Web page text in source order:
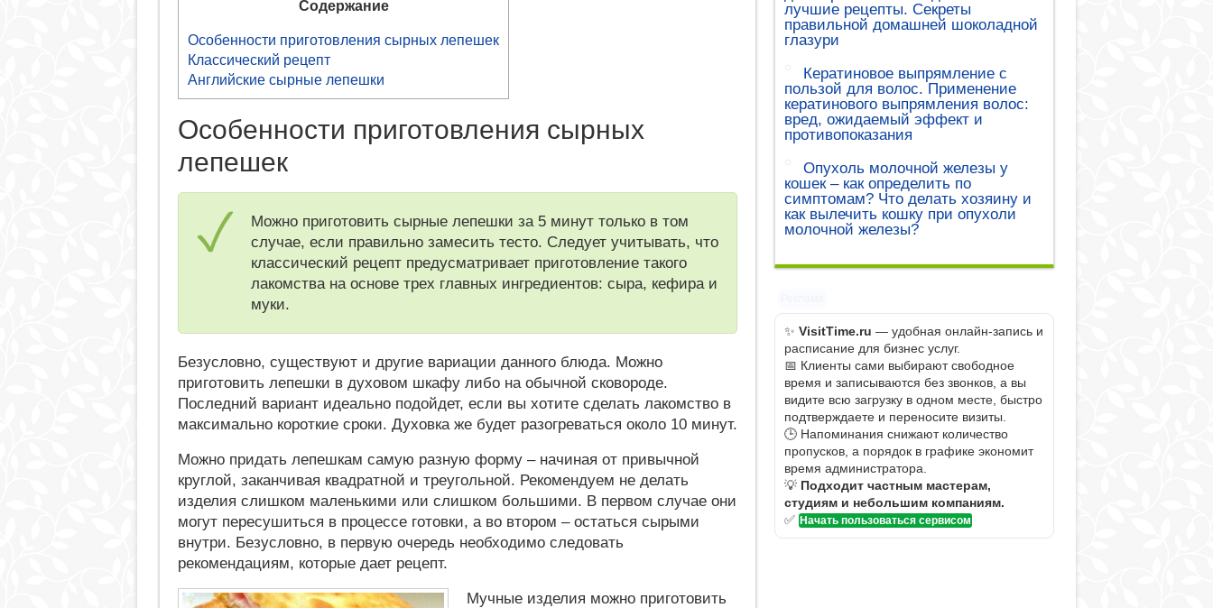
Содержание
Особенности приготовления сырных лепешек
Классический рецепт
Английские сырные лепешки
Особенности приготовления сырных
лепешек
Можно приготовить сырные лепешки за 5 минут только в том
случае, если правильно замесить тесто. Следует учитывать, что
классический рецепт предусматривает приготовление такого
лакомства на основе трех главных ингредиентов: сыра, кефира и
муки.
Безусловно, существуют и другие вариации данного блюда. Можно
приготовить лепешки в духовом шкафу либо на обычной сковороде.
Последний вариант идеально подойдет, если вы хотите сделать лакомство в
максимально короткие сроки. Духовка же будет разогреваться около 10 минут.
Можно придать лепешкам самую разную форму – начиная от привычной
круглой, заканчивая квадратной и треугольной. Рекомендуем не делать
изделия слишком маленькими или слишком большими. В первом случае они
могут пересушиться в процессе готовки, а во втором – остаться сырыми
внутри. Безусловно, в первую очередь необходимо следовать
рекомендациям, которые дает рецепт.
Мучные изделия можно приготовить
лучшие рецепты. Секреты
правильной домашней шоколадной
глазури
Кератиновое выпрямление с
пользой для волос. Применение
кератинового выпрямления волос:
вред, ожидаемый эффект и
противопоказания
Опухоль молочной железы у
кошек – как определить по
симптомам? Что делать хозяину и
как вылечить кошку при опухоли
молочной железы?
✨ VisitTime.ru — удобная онлайн-запись и
расписание для бизнес услуг.
📅 Клиенты сами выбирают свободное
время и записываются без звонков, а вы
видите всю загрузку в одном месте, быстро
подтверждаете и переносите визиты.
🕒 Напоминания снижают количество
пропусков, а порядок в графике экономит
время администратора.
💡 Подходит частным мастерам,
студиям и небольшим компаниям.
✅ Начать пользоваться сервисом